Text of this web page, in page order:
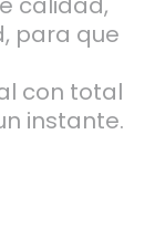
para que
con total
instante.